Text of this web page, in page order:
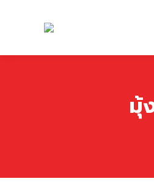
มุ้